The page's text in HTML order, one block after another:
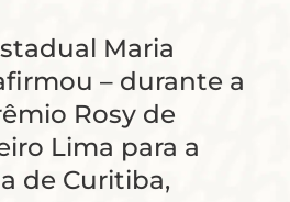
Maria
– durante a
Rosy de
Lima para a
de Curitiba,